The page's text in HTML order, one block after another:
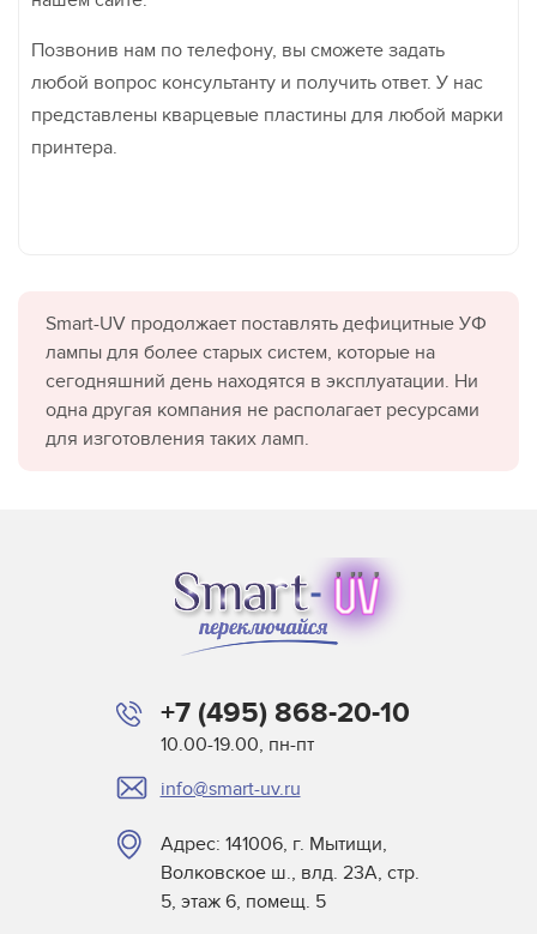
Позвонив нам по телефону, вы сможете задать
любой вопрос консультанту и получить ответ. У нас
представлены кварцевые пластины для любой марки
принтера.
Smart-UV продолжает поставлять дефицитные УФ
лампы для более старых систем, которые на
сегодняшний день находятся в эксплуатации. Ни
одна другая компания не располагает ресурсами
для изготовления таких ламп.
+7 (495) 868-20-10
10.00-19.00, пн-пт
info@smart-uv.ru
Адрес: 141006, г. Мытищи,
Волковское ш., влд. 23А, стр.
5, этаж 6, помещ. 5